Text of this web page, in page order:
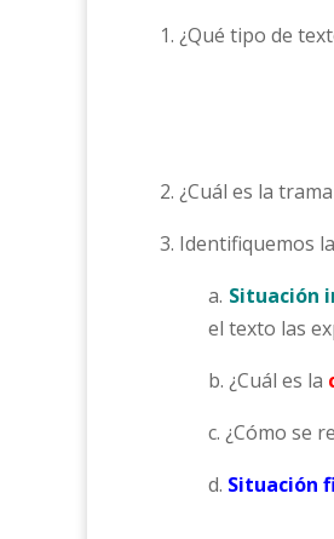
1. ¿Qué tipo de
2. ¿Cuál es la
3. Identifiquemos
a. Situación
el texto las
b. ¿Cuál es la
c. ¿Cómo se
d. Situación